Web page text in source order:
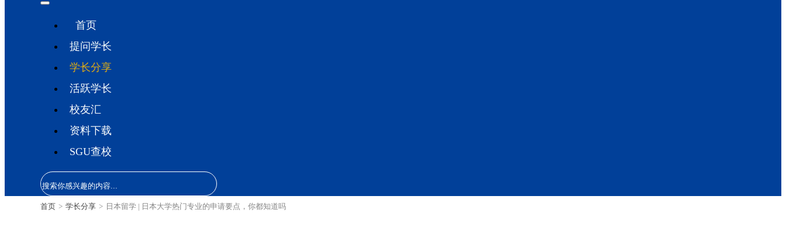
首页
提问学长
学长分享
活跃学长
校友汇
资料下载
SGU查校
首页 > 学长分享 > 日本留学 | 日本大学热门专业的申请要点，你都知道吗